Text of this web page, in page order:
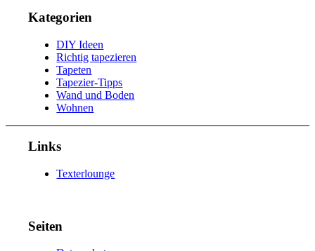
Kategorien
DIY Ideen
Richtig tapezieren
Tapeten
Tapezier-Tipps
Wand und Boden
Wohnen
Links
Texterlounge
Seiten